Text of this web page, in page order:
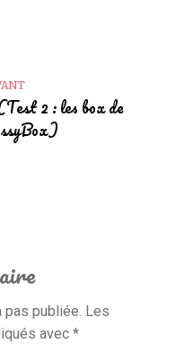
2 : les box de
pas publiée. Les
avec *